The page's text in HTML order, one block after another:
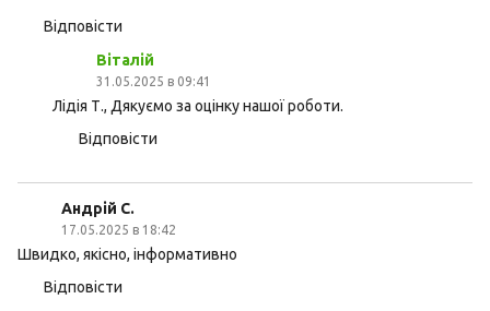
Відповісти
Віталій
31.05.2025 в 09:41
Лідія Т., Дякуємо за оцінку нашої роботи.
Відповісти
Андрій С.
17.05.2025 в 18:42
Швидко, якісно, інформативно
Відповісти